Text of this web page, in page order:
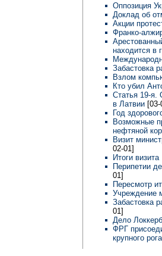
Оппозиция
Доклад об
Акции
Франко-
находится в
Забастовка
Взлом
Кто убил
Статья 19-я.
в Латвии
Год
Возможные
нефтяной
Визит
02-01]
Итоги
Перипетии
01]
Пересмотр
Учреждение
Забастовка
01]
Дело
ФРГ
крупного